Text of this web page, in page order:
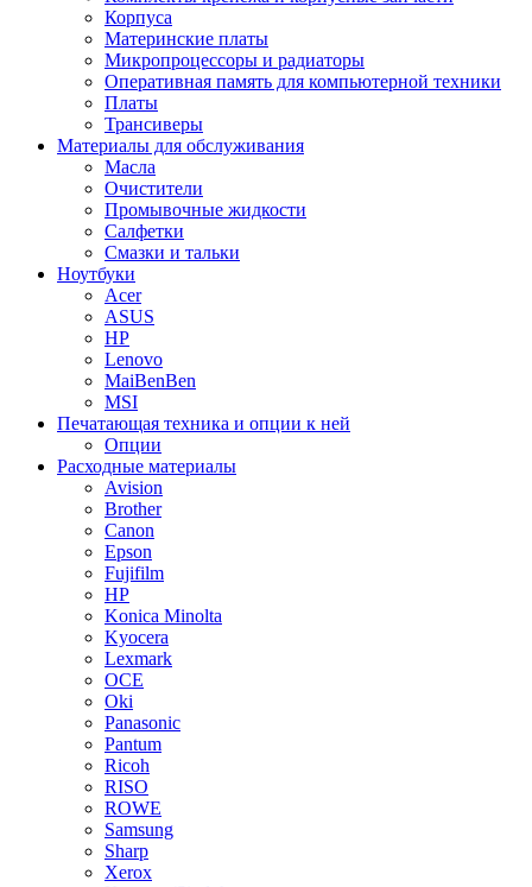
Корпуса
Материнские платы
Микропроцессоры и радиаторы
Оперативная память для компьютерной техники
Платы
Трансиверы
Материалы для обслуживания
Масла
Очистители
Промывочные жидкости
Салфетки
Смазки и тальки
Ноутбуки
Acer
ASUS
HP
Lenovo
MaiBenBen
MSI
Печатающая техника и опции к ней
Опции
Расходные материалы
Avision
Brother
Canon
Epson
Fujifilm
HP
Konica Minolta
Kyocera
Lexmark
OCE
Oki
Panasonic
Pantum
Ricoh
RISO
ROWE
Samsung
Sharp
Xerox